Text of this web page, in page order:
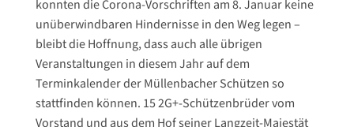
konnten die Corona-Vorschriften am 8. Januar keine
unüberwindbaren Hindernisse in den Weg legen –
bleibt die Hoffnung, dass auch alle übrigen
Veranstaltungen in diesem Jahr auf dem
Terminkalender der Müllenbacher Schützen so
stattfinden können. 15 2G+-Schützenbrüder vom